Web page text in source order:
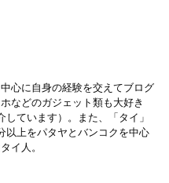
心に自身の経験を交えてブログ
などのガジェット類も大好き
しています）。また、「タイ」
以上をパタヤとバンコクを中心
イ人。